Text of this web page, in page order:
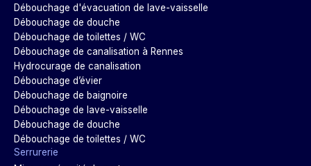
Débouchage d'évacuation de lave-vaisselle
Débouchage de douche
Débouchage de toilettes / WC
Débouchage de canalisation à Rennes
Hydrocurage de canalisation
Débouchage d’évier
Débouchage de baignoire
Débouchage de lave-vaisselle
Débouchage de douche
Débouchage de toilettes / WC
Serrurerie